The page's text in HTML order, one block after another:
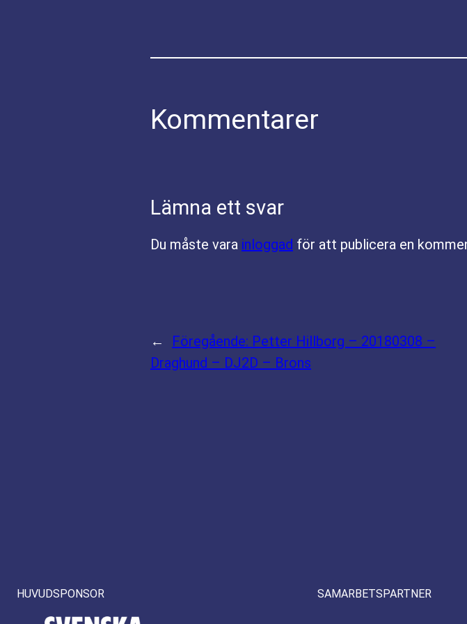
Kommentarer
Lämna ett svar
Du måste vara inloggad för att publicera en
← Föregående: Petter Hillborg – 20180308 –
Draghund – DJ2D – Brons
HUVUDSPONSOR SAMARBETSPARTNER